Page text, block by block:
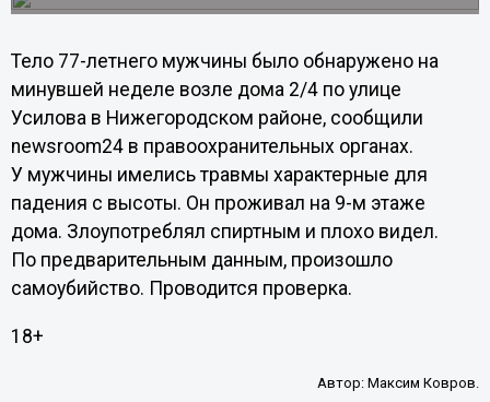
Тело 77-летнего мужчины было обнаружено на
минувшей неделе возле дома 2/4 по улице
Усилова в Нижегородском районе, сообщили
newsroom24 в правоохранительных органах.
У мужчины имелись травмы характерные для
падения с высоты. Он проживал на 9-м этаже
дома. Злоупотреблял спиртным и плохо видел.
По предварительным данным, произошло
самоубийство. Проводится проверка.
18+
Автор:Максим Ковров.